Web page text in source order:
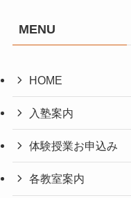
MENU
HOME
入塾案内
体験授業お申込み
各教室案内